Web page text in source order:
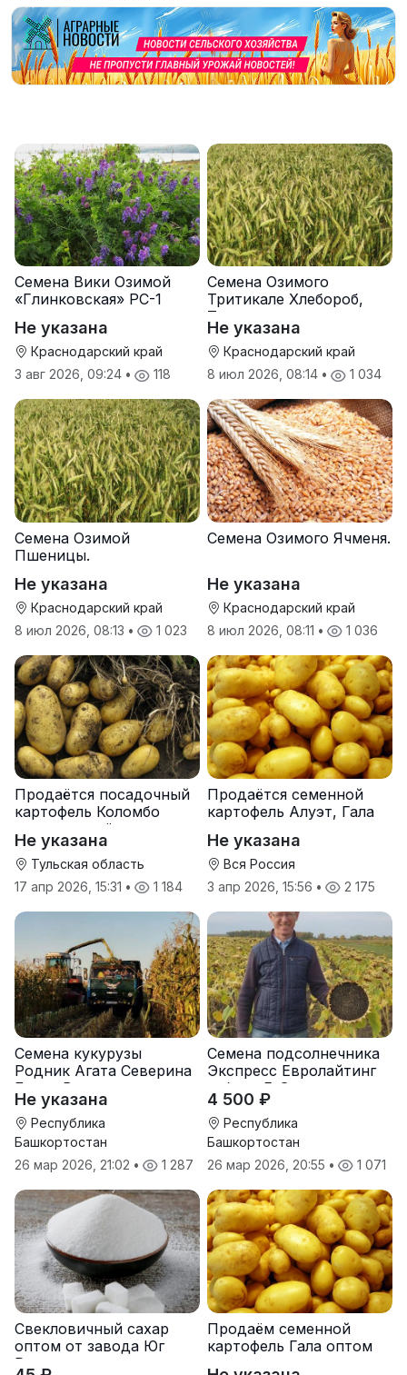
Семена Вики Озимой
«Глинковская» РС-1
Не указана
Краснодарский край
3 авг 2026, 09:24 • 118
Семена Озимого
Тритикале Хлебороб,
Тихон
Не указана
Краснодарский край
8 июл 2026, 08:14 • 1 034
Семена Озимой
Пшеницы.
Не указана
Краснодарский край
8 июл 2026, 08:13 • 1 023
Семена Озимого Ячменя.
Не указана
Краснодарский край
8 июл 2026, 08:11 • 1 036
Продаётся посадочный
картофель Коломбо
оптом от трёх тонн
Не указана
Тульская область
17 апр 2026, 15:31 • 1 184
Продаётся семенной
картофель Алуэт, Гала
Не указана
Вся Россия
3 апр 2026, 15:56 • 2 175
Семена кукурузы
Родник Агата Северина
Берта Вилора
Прохладненский Дарина
Росс Машук Катерина
Не указана
Республика
Башкортостан
26 мар 2026, 21:02 • 1 287
Семена подсолнечника
Экспресс Евролайтинг
гибрид F-G+
4 500 ₽
Республика
Башкортостан
26 мар 2026, 20:55 • 1 071
Свекловичный сахар
оптом от завода Юг
Руси
Продаём семенной
картофель Гала оптом